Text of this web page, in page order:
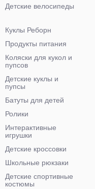
Детские велосипеды
Куклы Реборн
Продукты питания
Коляски для кукол и
пупсов
Детские куклы и
пупсы
Батуты для детей
Ролики
Интерактивные
игрушки
Детские кроссовки
Школьные рюкзаки
Детские спортивные
костюмы